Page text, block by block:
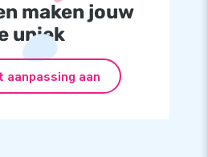
maken jouw
uniek
aanpassing aan